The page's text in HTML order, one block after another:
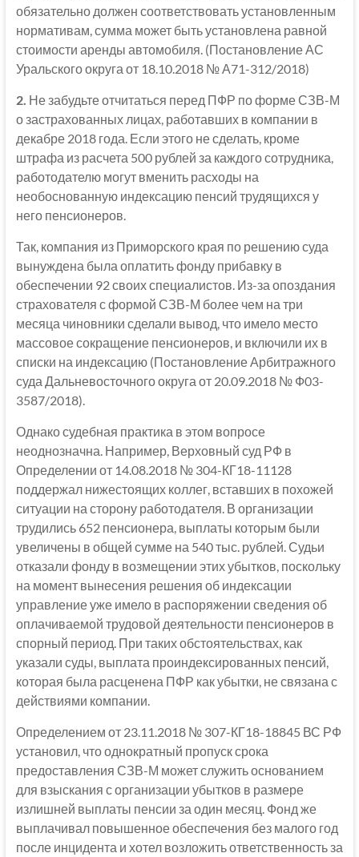
обязательно должен соответствовать установленным
нормативам, сумма может быть установлена равной
стоимости аренды автомобиля. (Постановление АС
Уральского округа от 18.10.2018 № А71-312/2018)
2. Не забудьте отчитаться перед ПФР по форме СЗВ-М
о застрахованных лицах, работавших в компании в
декабре 2018 года. Если этого не сделать, кроме
штрафа из расчета 500 рублей за каждого сотрудника,
работодателю могут вменить расходы на
необоснованную индексацию пенсий трудящихся у
него пенсионеров.
Так, компания из Приморского края по решению суда
вынуждена была оплатить фонду прибавку в
обеспечении 92 своих специалистов. Из-за опоздания
страхователя с формой СЗВ-М более чем на три
месяца чиновники сделали вывод, что имело место
массовое сокращение пенсионеров, и включили их в
списки на индексацию (Постановление Арбитражного
суда Дальневосточного округа от 20.09.2018 № Ф03-
3587/2018).
Однако судебная практика в этом вопросе
неоднозначна. Например, Верховный суд РФ в
Определении от 14.08.2018 № 304-КГ18-11128
поддержал нижестоящих коллег, вставших в похожей
ситуации на сторону работодателя. В организации
трудились 652 пенсионера, выплаты которым были
увеличены в общей сумме на 540 тыс. рублей. Судьи
отказали фонду в возмещении этих убытков, поскольку
на момент вынесения решения об индексации
управление уже имело в распоряжении сведения об
оплачиваемой трудовой деятельности пенсионеров в
спорный период. При таких обстоятельствах, как
указали суды, выплата проиндексированных пенсий,
которая была расценена ПФР как убытки, не связана с
действиями компании.
Определением от 23.11.2018 № 307-КГ18-18845 ВС РФ
установил, что однократный пропуск срока
предоставления СЗВ-М может служить основанием
для взыскания с организации убытков в размере
излишней выплаты пенсии за один месяц. Фонд же
выплачивал повышенное обеспечения без малого год
после инцидента и хотел возложить ответственность за